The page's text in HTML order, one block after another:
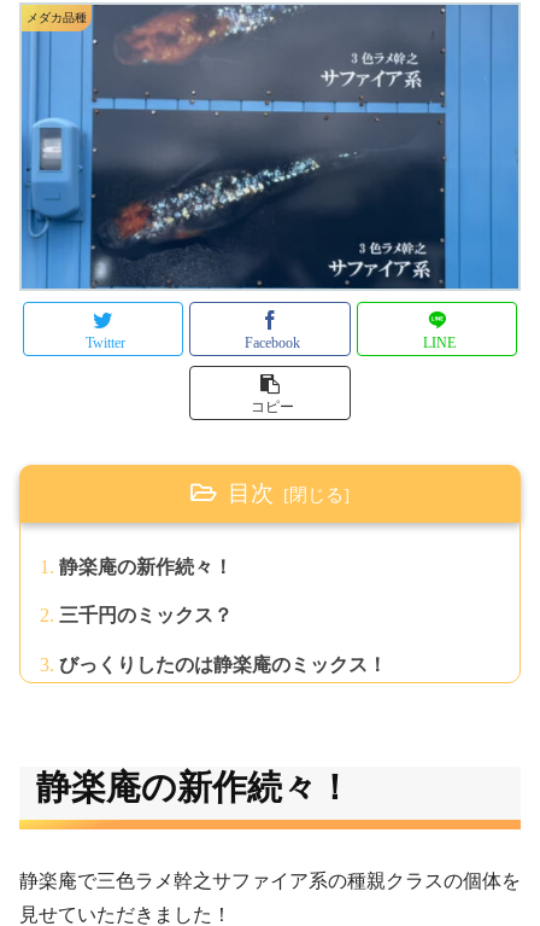
メダカ品種
Twitter Facebook LINE
コピー
目次
静楽庵の新作続々！
三千円のミックス？
びっくりしたのは静楽庵のミックス！
静楽庵の新作続々！
静楽庵で三色ラメ幹之サファイア系の種親クラスの個体を
見せていただきました！